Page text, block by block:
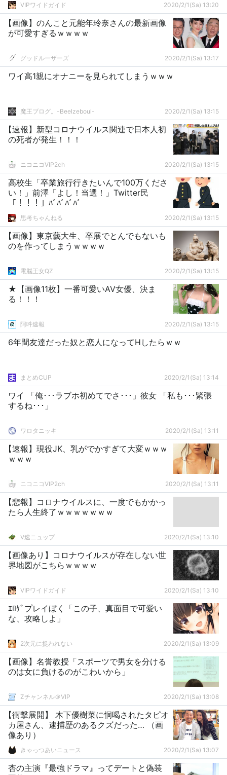
VIPワイドガイド 2020/2/1(Sa) 13:20
【画像】のんこと元能年玲奈さんの最新画像
が可愛すぎるｗｗｗｗ
グッドルーザーズ 2020/2/1(Sa) 13:17
ワイ高1親にオナニーを見られてしまうｗｗｗ
魔王ブログ。-Beelzeboul- 2020/2/1(Sa) 13:15
【速報】新型コロナウイルス関連で日本人初
の死者が発生！！！
ニコニコVIP2ch 2020/2/1(Sa) 13:15
高校生「卒業旅行行きたいんで100万くださ
い！」前澤「よし！当選！」Twitter民
「！！！」ﾊﾞﾊﾞﾊﾞﾊﾞ
思考ちゃんねる 2020/2/1(Sa) 13:15
【画像】東京藝大生、卒展でとんでもないも
のを作ってしまうｗｗｗｗ
電脳王女QZ 2020/2/1(Sa) 13:15
★【画像11枚】一番可愛いAV女優、決ま
る！！！
阿吽速報 2020/2/1(Sa) 13:15
6年間友達だった奴と恋人になってHしたらｗｗ
まとめCUP 2020/2/1(Sa) 13:14
ワイ 「俺･･･ラブホ初めてでさ･･･」彼女 「私も･･･緊張
するね･･･」
ワロタニッキ 2020/2/1(Sa) 13:11
【速報】現役JK、乳がでかすぎて大変ｗｗｗ
ｗｗｗ
ニコニコVIP2ch 2020/2/1(Sa) 13:11
【悲報】コロナウイルスに、一度でもかかっ
たら人生終了ｗｗｗｗｗｗｗ
V速ニュップ 2020/2/1(Sa) 13:10
【画像あり】コロナウイルスが存在しない世
界地図がこちらｗｗｗｗ
VIPワイドガイド 2020/2/1(Sa) 13:10
ｴﾛｹﾞプレイぼく「この子、真面目で可愛い
な、攻略しよ」
2次元に捉われない 2020/2/1(Sa) 13:09
【画像】名誉教授「スポーツで男女を分ける
のは女に負けるのがこわいから」
Zチャンネル＠VIP 2020/2/1(Sa) 13:08
【衝撃展開】 木下優樹菜に恫喝されたタピオ
カ屋さん、逮捕歴のあるクズだった… （画
像あり）
きゃっつあいニュース 2020/2/1(Sa) 13:07
杏の主演『最強ドラマ』ってデートと偽装